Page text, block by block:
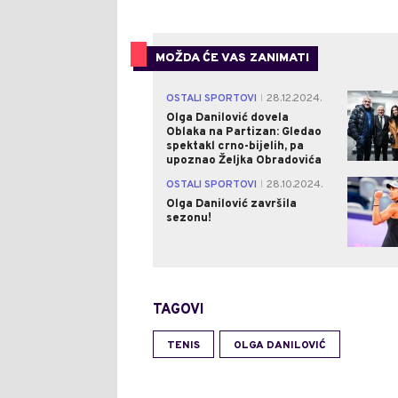
MOŽDA ĆE VAS ZANIMATI
OSTALI SPORTOVI
28.12.2024.
Olga Danilović dovela
Oblaka na Partizan: Gledao
spektakl crno-bijelih, pa
upoznao Željka Obradovića
OSTALI SPORTOVI
28.10.2024.
Olga Danilović završila
sezonu!
TAGOVI
TENIS OLGA DANILOVIĆ